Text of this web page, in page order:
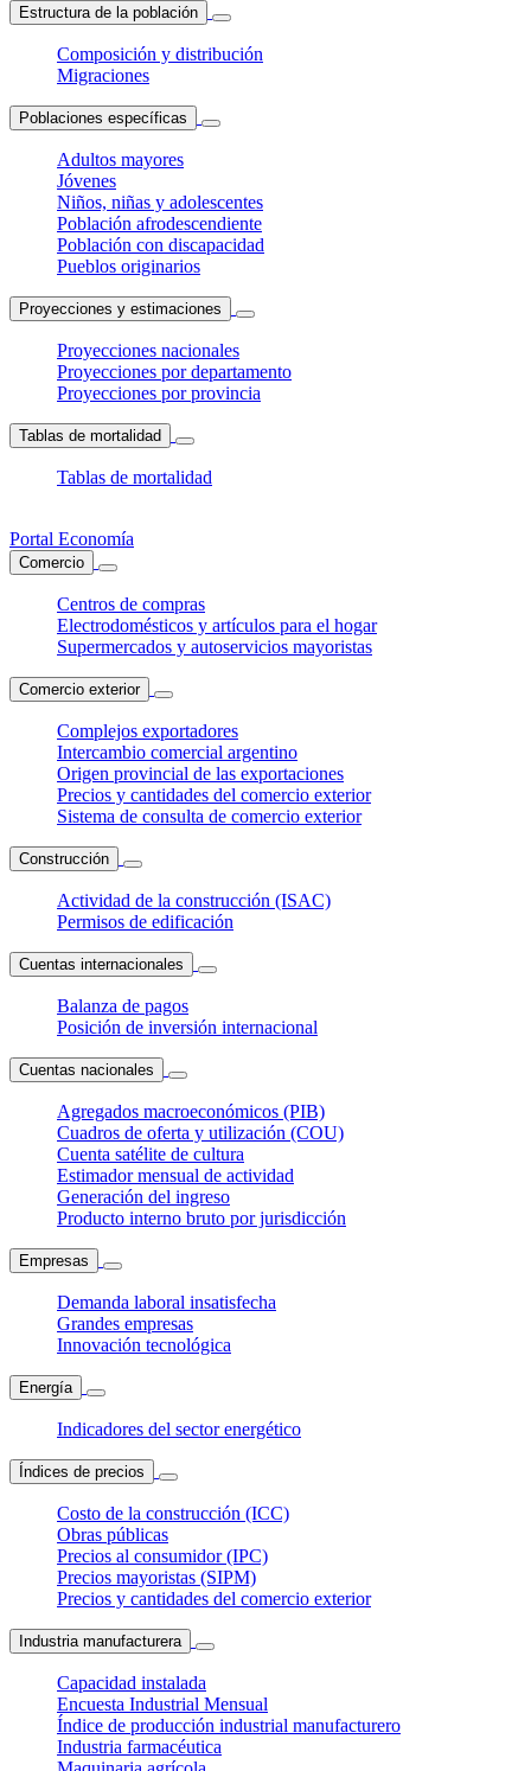
Estructura de la población
Composición y distribución
Migraciones
Poblaciones específicas
Adultos mayores
Jóvenes
Niños, niñas y adolescentes
Población afrodescendiente
Población con discapacidad
Pueblos originarios
Proyecciones y estimaciones
Proyecciones nacionales
Proyecciones por departamento
Proyecciones por provincia
Tablas de mortalidad
Tablas de mortalidad
Portal Economía
Comercio
Centros de compras
Electrodomésticos y artículos para el hogar
Supermercados y autoservicios mayoristas
Comercio exterior
Complejos exportadores
Intercambio comercial argentino
Origen provincial de las exportaciones
Precios y cantidades del comercio exterior
Sistema de consulta de comercio exterior
Construcción
Actividad de la construcción (ISAC)
Permisos de edificación
Cuentas internacionales
Balanza de pagos
Posición de inversión internacional
Cuentas nacionales
Agregados macroeconómicos (PIB)
Cuadros de oferta y utilización (COU)
Cuenta satélite de cultura
Estimador mensual de actividad
Generación del ingreso
Producto interno bruto por jurisdicción
Empresas
Demanda laboral insatisfecha
Grandes empresas
Innovación tecnológica
Energía
Indicadores del sector energético
Índices de precios
Costo de la construcción (ICC)
Obras públicas
Precios al consumidor (IPC)
Precios mayoristas (SIPM)
Precios y cantidades del comercio exterior
Industria manufacturera
Capacidad instalada
Encuesta Industrial Mensual
Índice de producción industrial manufacturero
Industria farmacéutica